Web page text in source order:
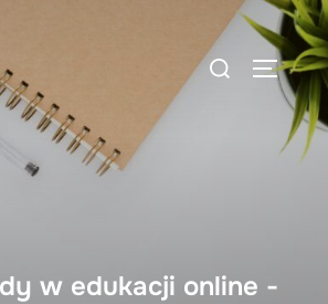
Search
w edukacji online -